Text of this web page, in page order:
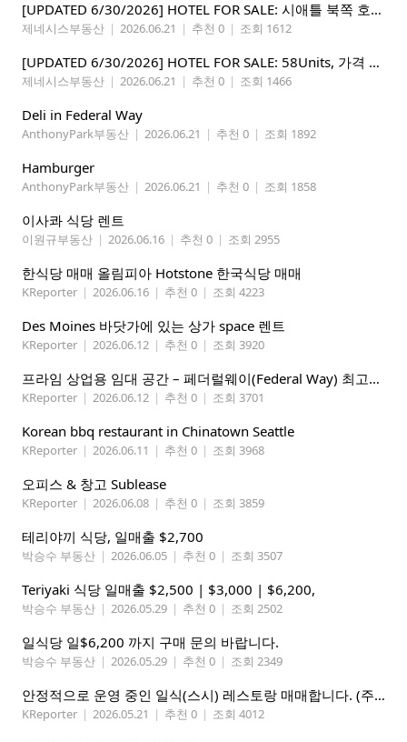
[UPDATED 6/30/2026] HOTEL FOR SALE: 시애틀 북쪽 호텔 – 연매상 200만불, 순수입 80만불, 핵심 입지
제네시스부동산 | 2026.06.21 | 추천 0 | 조회 1612
[UPDATED 6/30/2026] HOTEL FOR SALE: 58Units, 가격 295만불, 연매상 135만불
제네시스부동산 | 2026.06.21 | 추천 0 | 조회 1466
Deli in Federal Way
AnthonyPark부동산 | 2026.06.21 | 추천 0 | 조회 1892
Hamburger
AnthonyPark부동산 | 2026.06.21 | 추천 0 | 조회 1858
이사콰 식당 렌트
이원규부동산 | 2026.06.16 | 추천 0 | 조회 2955
한식당 매매 올림피아 Hotstone 한국식당 매매
KReporter | 2026.06.16 | 추천 0 | 조회 4223
Des Moines 바닷가에 있는 상가 space 렌트
KReporter | 2026.06.12 | 추천 0 | 조회 3920
프라임 상업용 임대 공간 – 페더럴웨이(Federal Way) 최고의 가시성 입지
KReporter | 2026.06.12 | 추천 0 | 조회 3701
Korean bbq restaurant in Chinatown Seattle
KReporter | 2026.06.11 | 추천 0 | 조회 3968
오피스 & 창고 Sublease
KReporter | 2026.06.08 | 추천 0 | 조회 3859
테리야끼 식당, 일매출 $2,700
박승수 부동산 | 2026.06.05 | 추천 0 | 조회 3507
Teriyaki 식당 일매출 $2,500 | $3,000 | $6,200,
박승수 부동산 | 2026.05.29 | 추천 0 | 조회 2502
일식당 일$6,200 까지 구매 문의 바랍니다.
박승수 부동산 | 2026.05.29 | 추천 0 | 조회 2349
안정적으로 운영 중인 일식(스시) 레스토랑 매매합니다. (주인없는 가게)
KReporter | 2026.05.21 | 추천 0 | 조회 4012